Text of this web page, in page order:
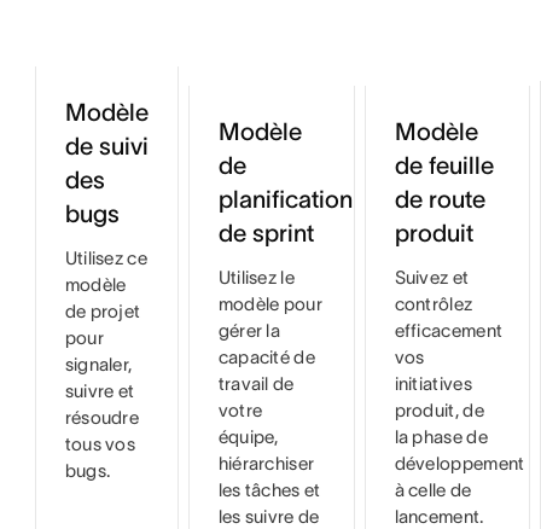
Modèle
de suivi
des
bugs
Utilisez ce
modèle
de projet
pour
signaler,
suivre et
résoudre
tous vos
bugs.
Modèle
de
planification
de sprint
Utilisez le
modèle pour
gérer la
capacité de
travail de
votre
équipe,
hiérarchiser
les tâches et
les suivre de
Modèle
de feuille
de route
produit
Suivez et
contrôlez
efficacement
vos
initiatives
produit, de
la phase de
développement
à celle de
lancement.